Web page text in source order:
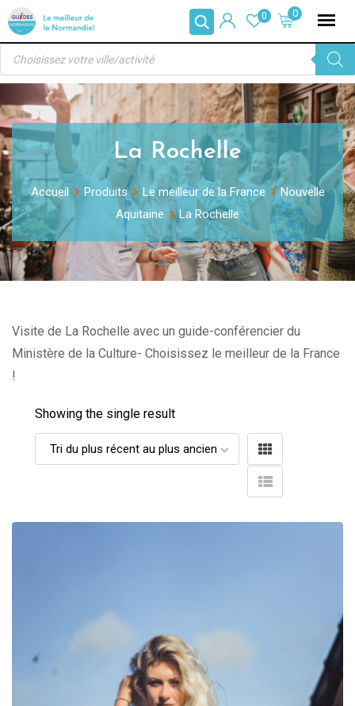
Skip
to
content
0
0
Recherche
produits
La Rochelle
Accueil Produits Le meilleur de la France
Nouvelle
Aquitaine
La Rochelle
Visite de La Rochelle avec un guide-conférencier du
Ministère de la Culture- Choisissez le meilleur de la France
!
Showing the single result